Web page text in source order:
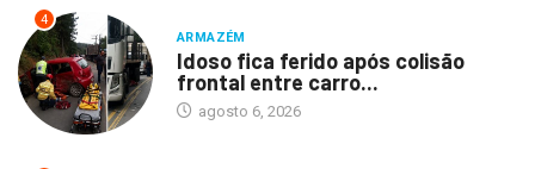
4
ARMAZÉM
Idoso fica ferido após colisão
frontal entre carro...
agosto 6, 2026